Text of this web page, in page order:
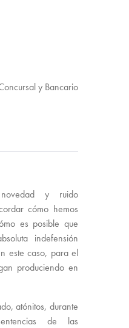
y Bancario
y ruido
cómo hemos
es posible que
indefensión
este caso, para el
produciendo en
atónitos, durante
de las